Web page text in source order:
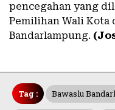
pencegahan yang
Pemilihan Wali Kota
Bandarlampung.
Tag : Bawaslu